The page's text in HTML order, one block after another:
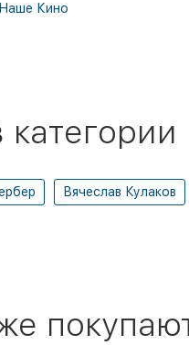
Наше Кино
Вячеслав Кулаков